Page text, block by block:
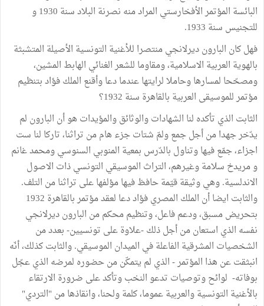
البائسة المؤتمر الأفخارستي المراد منه نصرنة البلاد سنة 1930 و
للتجنيس سنة 1933.
فهل كان البارون ديرلانجي منتصرا للأغنية التونسية الأصيلة المتشبثة
بالهوية العربية الاسلامية، ومقاوما للشعر الغنائي الهابط المشين،
ومصحّحا لمسارها وحاملا لرايتها عندما دعا وأقنع الملك فؤاد بتنظيم
مؤتمر للموسيقى العربية بالقاهرة سنة 1932؟
الثابت الذي تأكده لنا الشهادات والوثائق والمؤيدات هو أن البارون لم
يدّخر جهدا من أجل جمع ولمّ شتات جزء هام من تراثنا، تاركا لنا ست
اجزاء، جمّع فيها وتناول بالدّرس بمعية المنوبي السنوسي ومحمد غانم
و مريدخ سلامة وغيرهم، التراث الموسيقي التونسي ذات الاصول
الاندلسية. وهي وثيقة قيّمة حافظ فيها مؤلفها على تراثنا من التلف.
والثابت ايضا أن الملك المصري فؤاد دعا لعقد مؤتمر بالقاهرة 1932
بتحريض مسبق، ودعم فاعل، وتنظيم محكم من البارون ديرلانجي
نفسه الذي استعان من أجل ذلك -علاوة على تونسيين- بعدد من
الشخصيات المشرقية الفاعلة في الميدان الموسيقي. والثابت كذلك، أنّه
انبثقت عن هذا المؤتمر - الذي لم يتمكّن من حضوره لمرضه الذي عجّل
بوفاته- لوائح وتوصيات تدعو النخب وتأكد على ضرورة الارتقاء
بالأغنية التونسية والعربية عموما، كلمة ولحنا، وانقاذها من "التردي"